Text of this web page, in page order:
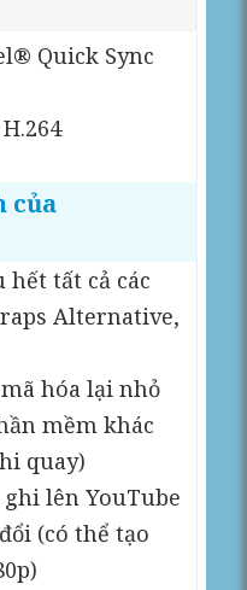
Quick Sync
của
hết tất cả các
Alternative,
hóa lại nhỏ
mềm khác
quay)
ghi lên YouTube
(có thể tạo